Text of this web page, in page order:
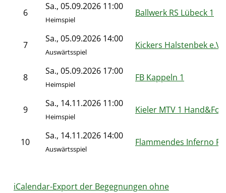
6
Sa., 05.09.2026 11:00
Heimspiel
Ballwerk RS Lübeck 1
7
Sa., 05.09.2026 14:00
Auswärtsspiel
Kickers Halstenbek e.V.
8
Sa., 05.09.2026 17:00
Heimspiel
FB Kappeln 1
9
Sa., 14.11.2026 11:00
Heimspiel
Kieler MTV 1
10
Sa., 14.11.2026 14:00
Auswärtsspiel
Flammendes Inferno
iCalendar-Export der Begegnungen ohne